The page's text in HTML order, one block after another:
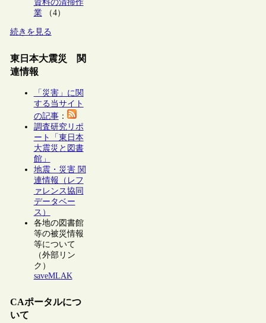
資料の清掃作
業（4）
続きを見る
東日本大震災 関
連情報
「災害」に関
する当サイト
の記事：
調査研究リポ
ート「東日本
大震災と図書
館」
地震・災害 関
連情報（レフ
ァレンス協同
データベー
ス）
各地の図書館
等の被災情報
等について
（外部リン
ク）
saveMLAK
CAポータルにつ
いて